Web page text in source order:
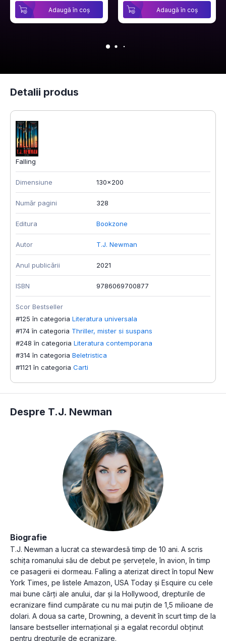
Adaugă în coș Adaugă în coș
Detalii produs
Falling
Dimensiune 130x200
Număr pagini 328
Editura Bookzone
Autor T.J. Newman
Anul publicării 2021
ISBN 9786069700877
Scor Bestseller
#125 în categoria Literatura universala
#174 în categoria Thriller, mister si suspans
#248 în categoria Literatura contemporana
#314 în categoria Beletristica
#1121 în categoria Carti
Despre T.J. Newman
Biografie
T.J. Newman a lucrat ca stewardesă timp de 10 ani. A scris
schița romanului său de debut pe șervețele, în avion, în timp
ce pasagerii ei dormeau. Falling a aterizat direct în topul New
York Times, pe listele Amazon, USA Today și Esquire cu cele
mai bune cărți ale anului, dar și la Hollywood, drepturile de
ecranizare fiind cumpărate cu nu mai puțin de 1,5 milioane de
dolari. A doua sa carte, Drowning, a devenit în scurt timp de la
lansare bestseller internațional și a egalat recordul obținut
pentru drepturile de ecranizare.